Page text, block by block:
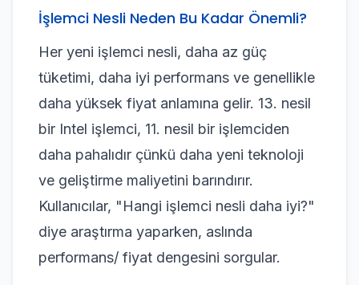
İşlemci Nesli Neden Bu Kadar Önemli?
Her yeni işlemci nesli, daha az güç
tüketimi, daha iyi performans ve genellikle
daha yüksek fiyat anlamına gelir. 13. nesil
bir Intel işlemci, 11. nesil bir işlemciden
daha pahalıdır çünkü daha yeni teknoloji
ve geliştirme maliyetini barındırır.
Kullanıcılar, "Hangi işlemci nesli daha iyi?"
diye araştırma yaparken, aslında
performans/ fiyat dengesini sorgular.